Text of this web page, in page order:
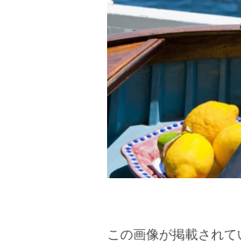
この画像が掲載され